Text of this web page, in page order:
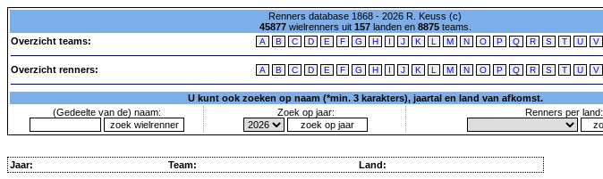
Renners database 1868 - 2026 R. Keuss (c)
45877wielrenners uit 157landen en 8875teams.
Overzicht teams:
A B C D E F G H I J K L M N O P Q R S T U V
Overzicht renners: A B C D E F G H I J K L M N O P Q R S T U V
U kunt ook zoeken op naam (*min. 3 karakters), jaartal en land van afkomst.
(Gedeelte van de) naam:
Zoek op jaar: Renners per land:
Jaar: Team: Land: